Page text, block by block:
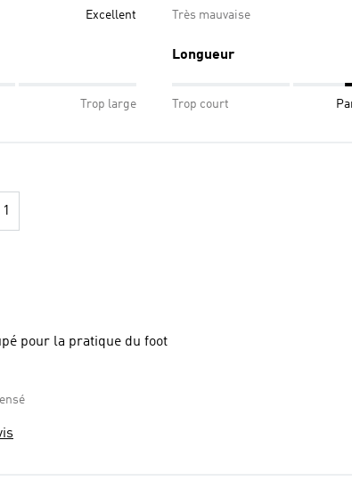
Excellent Très mauvaise
Trop large
Longueur
Trop court
1
pour la pratique du foot